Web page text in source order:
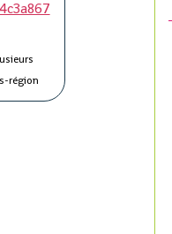
région
la